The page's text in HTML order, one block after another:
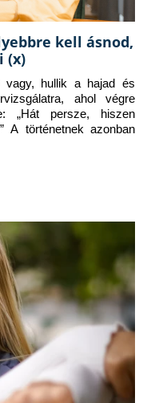
kell ásnod,
(x)
hullik a hajad és
ahol végre
„Hát persze, hiszen
A történetnek azonban